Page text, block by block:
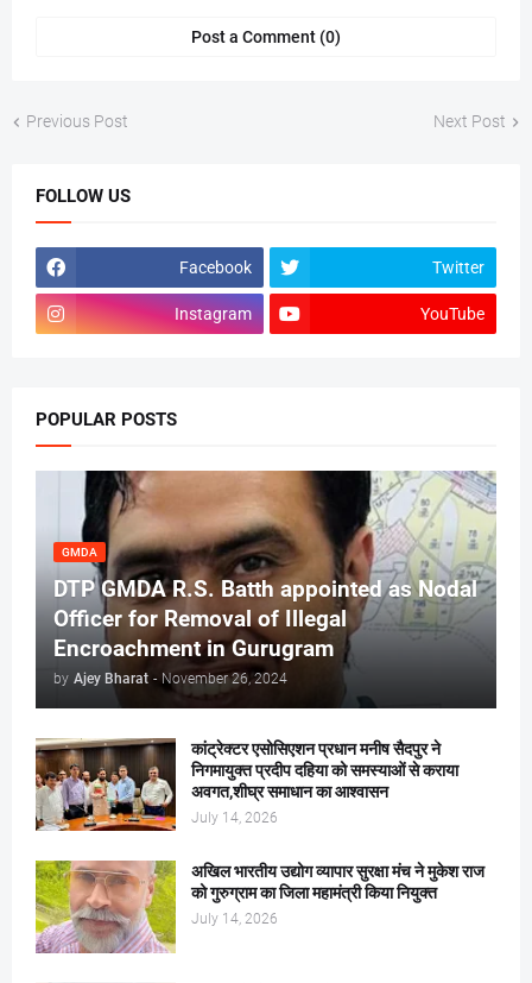
Post a Comment (0)
Previous Post Next Post
FOLLOW US
Facebook Twitter
Instagram YouTube
POPULAR POSTS
GMDA
DTP GMDA R.S. Batth appointed as Nodal
Officer for Removal of Illegal
Encroachment in Gurugram
by Ajey Bharat - November 26, 2024
कांट्रेक्टर एसोसिएशन प्रधान मनीष सैदपुर ने
निगमायुक्त प्रदीप दहिया को समस्याओं से कराया
अवगत,शीघ्र समाधान का आश्वासन
July 14, 2026
अखिल भारतीय उद्योग व्यापार सुरक्षा मंच ने मुकेश राज
को गुरुग्राम का जिला महामंत्री किया नियुक्त
July 14, 2026